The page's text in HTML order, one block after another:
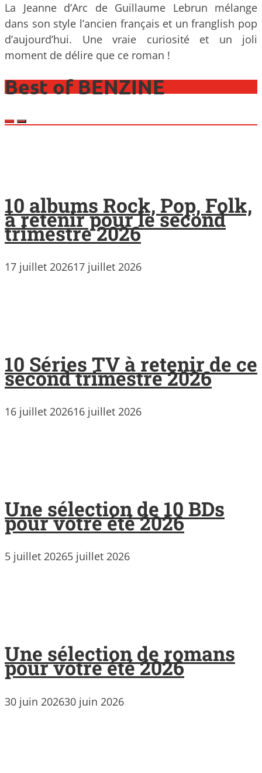
La Jeanne d’Arc de Guillaume Lebrun mélange
dans son style l’ancien français et un franglish pop
d’aujourd’hui. Une vraie curiosité et un joli
moment de délire que ce roman !
Best of BENZINE
10 albums Rock, Pop, Folk,
à retenir pour le second
trimestre 2026
17 juillet 202617 juillet 2026
10 Séries TV à retenir de ce
second trimestre 2026
16 juillet 202616 juillet 2026
Une sélection de 10 BDs
pour votre été 2026
5 juillet 20265 juillet 2026
Une sélection de romans
pour votre été 2026
30 juin 202630 juin 2026